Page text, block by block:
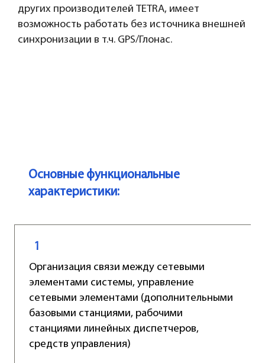
других производителей TETRA, имеет
возможность работать без источника внешней
синхронизации в т.ч. GPS/Глонас.
Основные функциональные
характеристики:
1
Организация связи между сетевыми
элементами системы, управление
сетевыми элементами (дополнительными
базовыми станциями, рабочими
станциями линейных диспетчеров,
средств управления)